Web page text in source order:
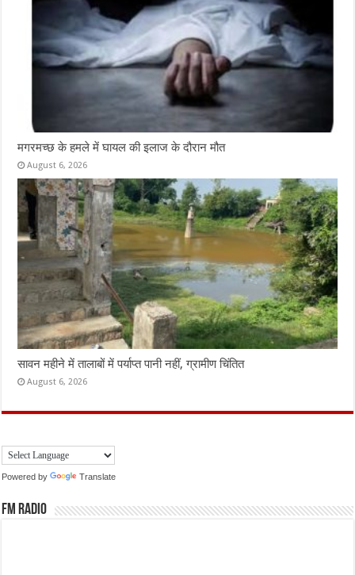
मगरमच्छ के हमले में घायल की इलाज के दौरान मौत
August 6, 2026
सावन महीने में तालाबों में पर्याप्त पानी नहीं, ग्रामीण चिंतित
August 6, 2026
Powered by Translate
FM Radio